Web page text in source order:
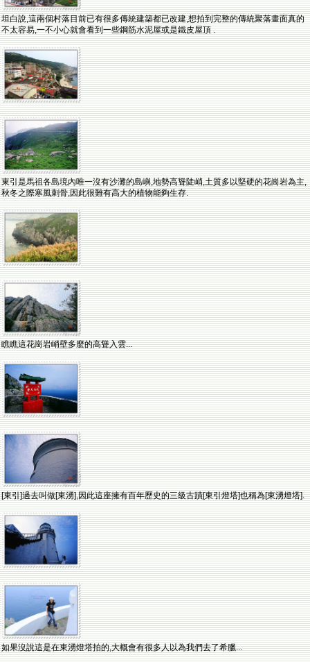
坦白說,這兩個村落目前已有很多傳統建築都已改建,想拍到完整的傳統聚落畫面真的
不太容易,一不小心就會看到一些鋼筋水泥屋或是鐵皮屋頂 .
東引是馬祖各島境內唯一沒有沙灘的島嶼,地勢高聳陡峭,土質多以堅硬的花崗岩為主,
秋冬之際寒風刺骨,因此很難有高大的植物能夠生存.
瞧瞧這花崗岩峭壁多麼的高聳入雲...
[東引]過去叫做[東湧],因此這座擁有百年歷史的三級古蹟[東引燈塔]也稱為[東湧燈塔].
如果沒說這是在東湧燈塔拍的,大概會有很多人以為我們去了希臘...